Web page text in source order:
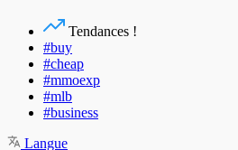
Tendances !
#buy
#cheap
#mmoexp
#mlb
#business
Langue